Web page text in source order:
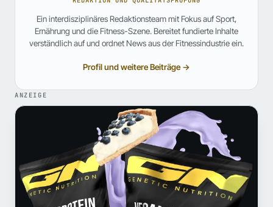
Ein interdisziplinäres Redaktionsteam mit Fokus auf Sport,
Ernährung und die Fitness-Szene. Bereitet fundierte Inhalte
verständlich auf und ordnet News aus der Fitnessindustrie ein.
Profil und weitere Beiträge →
ANZEIGE